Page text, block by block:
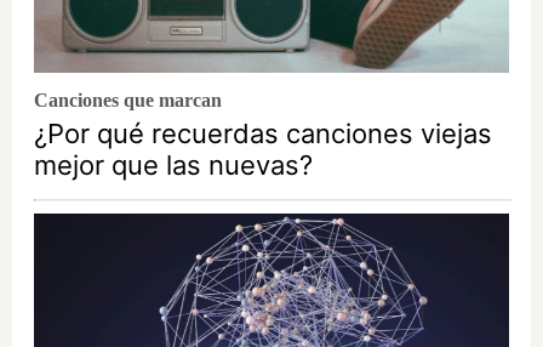
Canciones que marcan
¿Por qué recuerdas canciones viejas
mejor que las nuevas?